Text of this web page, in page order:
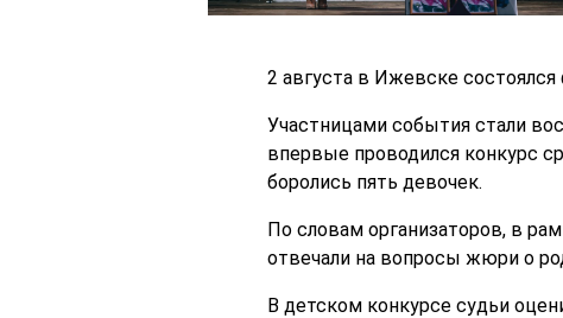
2 августа в Ижевске
Участницами события стали
впервые проводился конкурс
боролись пять девочек.
По словам организаторов, в
отвечали на вопросы жюри о
В детском конкурсе судьи